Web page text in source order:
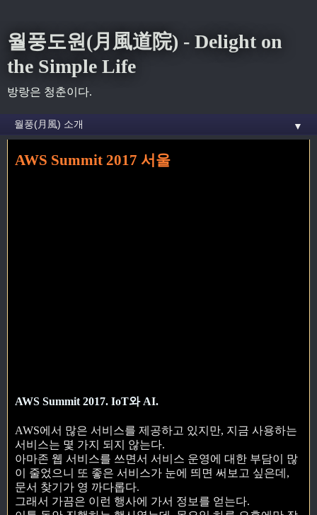
월풍도원(月風道院) - Delight on
the Simple Life
방랑은 청춘이다.
▼
홈» development 꼬리가 달린 글
AWS Summit 2017 서울
AWS Summit 2017. IoT와 AI.
AWS에서 많은 서비스를 제공하고 있지만, 지금 사용하는
서비스는 몇 가지 되지 않는다.
아마존 웹 서비스를 쓰면서 서비스 운영에 대한 부담이 많
이 줄었으니 또 좋은 서비스가 눈에 띄면 써보고 싶은데,
문서 찾기가 영 까다롭다.
그래서 가끔은 이런 행사에 가서 정보를 얻는다.